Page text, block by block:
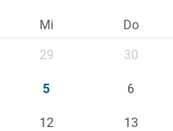
Mi Do
29 30
5 6
12 13